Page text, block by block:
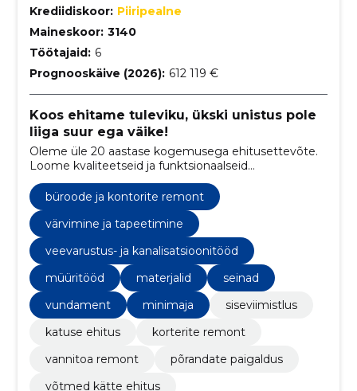
Krediidiskoor: Piiripealne
Maineskoor: 3140
Töötajaid: 6
Prognooskäive (2026): 612 119 €
Koos ehitame tuleviku, ükski unistus pole
liiga suur ega väike!
Oleme üle 20 aastase kogemusega ehitusettevõte.
Loome kvaliteetseid ja funktsionaalseid
ehituslahendusi. Ehitame teile kodu või äripinna
"võtmed kätte" meetodil
büroode ja kontorite remont
värvimine ja tapeetimine
veevarustus- ja kanalisatsioonitööd
müüritööd
materjalid
seinad
vundament
minimaja
siseviimistlus
katuse ehitus
korterite remont
vannitoa remont
põrandate paigaldus
võtmed kätte ehitus